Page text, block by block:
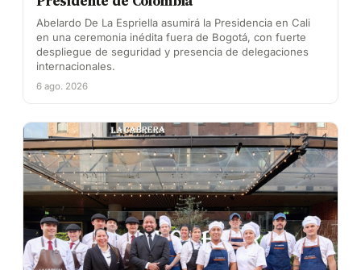
Abelardo De La Espriella asumirá la Presidencia en Cali
en una ceremonia inédita fuera de Bogotá, con fuerte
despliegue de seguridad y presencia de delegaciones
internacionales.
6 ago. 2026